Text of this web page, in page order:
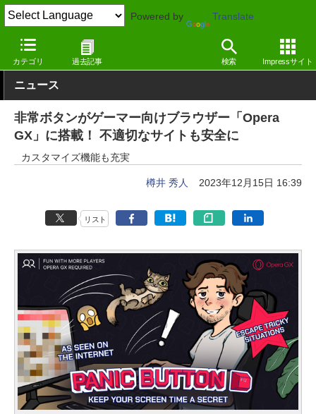
Powered by Translate
カテゴリ 過去記事 検索 Impressサイト
窓の杜 インターネット Windows
ニュース
非常ボタンがゲーマー向けブラウザー「Opera
GX」に搭載！ 不適切なサイトも安全に
カスタマイズ機能も充実
樽井 秀人 2023年12月15日 16:39
リスト